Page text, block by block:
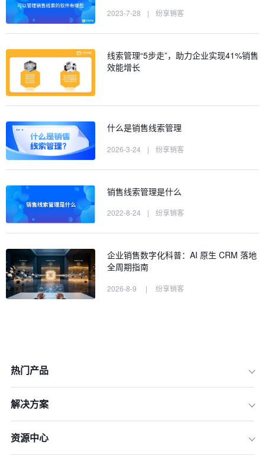
2023-7-28 | 纷享销客
线索管理“5步走”，助力企业实现41%销售
效能增长
什么是销售线索管理
2026-3-24 | 纷享销客
销售线索管理是什么
2022-8-24 | 纷享销客
企业销售数字化科普：AI 原生 CRM 落地
全周期指南
2026-8-9 | 纷享销客
热门产品
解决方案
资源中心